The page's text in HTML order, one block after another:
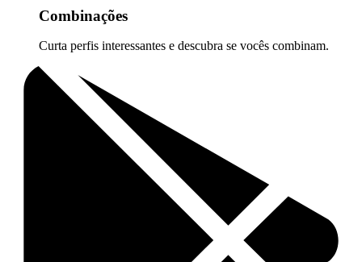
Combinações
Curta perfis interessantes e descubra se vocês combinam.